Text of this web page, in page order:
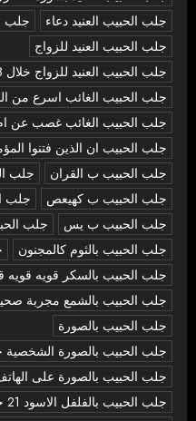
جلب الحبيب العنيد دعاء
جلب
جلب الحبيب العنيد للزواج
جلب الحبيب العنيد للزواج خلال 48 ساعه الشيخ مجدي الراوي
جلب الحبيب الغائب اسرع من
جلب الحبيب الغائب غصب عن
جلب الحبيب ان الذين فتنوا
جلب الحبيب ب القران
جلب
جلب الحبيب ب كهيعص
جلب
جلب الحبيب ب يس
جلب
جلب الحبيب بالثوم كالمجنون
جلب الحبيب بالسكر قويه قويه
جلب الحبيب بالشمع مجربة
جلب الحبيب بالصورة
جلب الحبيب بالصورة الشخصية
جلب الحبيب بالصورة على
جلب الحبيب بالفلفل الاسود 21 حبة